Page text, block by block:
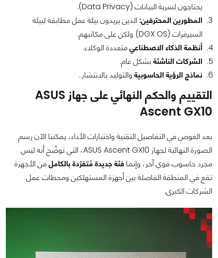
يحتاجون لسرية البيانات (Data Privacy).
المطورين المحترفين: الذين يريدون بيئة عمل مطابقة لبيئة
السيرفرات (DGX OS) ولكن على مكاتبهم.
أنظمة الذكاء الاصطناعيمتعددة الوكلاء.
الشركات الناشئة بشكل عام.
نماذج الرؤية الحاسوبية والتوليد بالانتشار..
التقييم والحكم النهائي على جهاز ASUS
Ascent GX10
بعد الغوص في التفاصيل التقنية واختبارات الأداء، يمكننا الآن رسم
الصورة النهائية لجهاز ASUS Ascent GX10، التي توضّح أنه ليس
مجرد حاسوب قوي آخر، وإنما فئة جديدة مُتفرّدة بالكاملمن الأجهزة
تقع في المنطقة الفاصلة بين أجهزة المستهلكين ومحطات عمل
الشركات الكبرى.